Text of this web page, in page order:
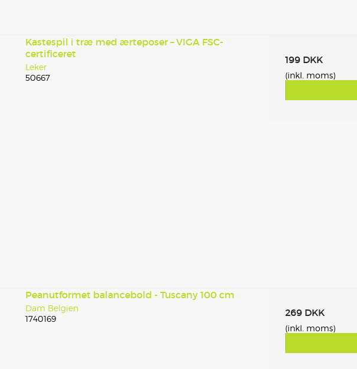
Kastespil i træ med ærteposer – VIGA FSC-
certificeret
Leker
50667
199 DKK
(inkl. moms)
Peanutformet balancebold - Tuscany 100 cm
Dam Belgien
1740169
269 DKK
(inkl. moms)